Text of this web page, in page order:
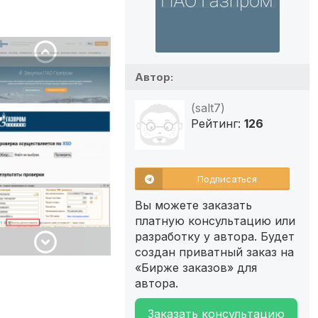
Автор:
(salt7)
Рейтинг: 126
Подписаться
Вы можете заказать
платную консультацию или
разработку у автора. Будет
создан приватный заказ на
«Бирже заказов» для
автора.
Заказать консультацию